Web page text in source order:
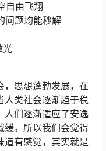
自由飞翔
问题均能秒解
光
，思想蓬勃发展，在
人类社会逐渐趋于稳
人们逐渐适应了安逸
缓。所以我们会觉得
道有感觉，其实就是